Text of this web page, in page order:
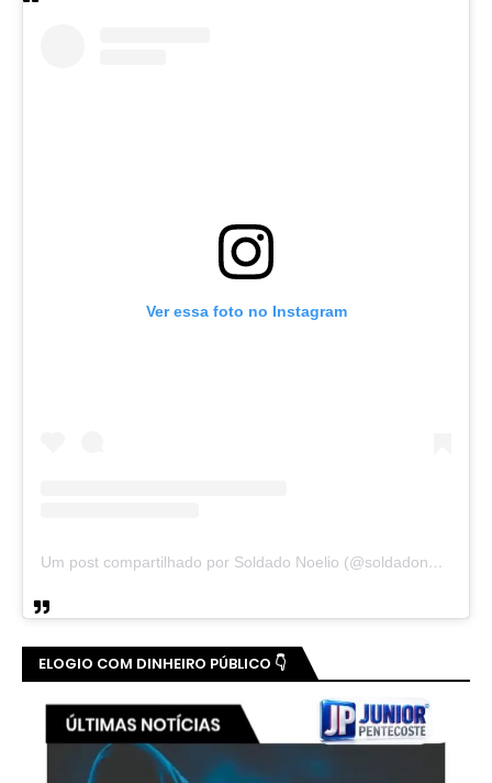
Ver essa foto no Instagram
Um post compartilhado por Soldado Noelio (@soldadonoelio)
ELOGIO COM DINHEIRO PÚBLICO 👇